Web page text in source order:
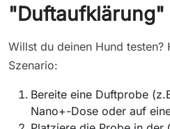
"Duftaufklärung"
Willst du deinen Hund testen?
Szenario:
Bereite eine Duftprobe
Nano+-Dose oder auf